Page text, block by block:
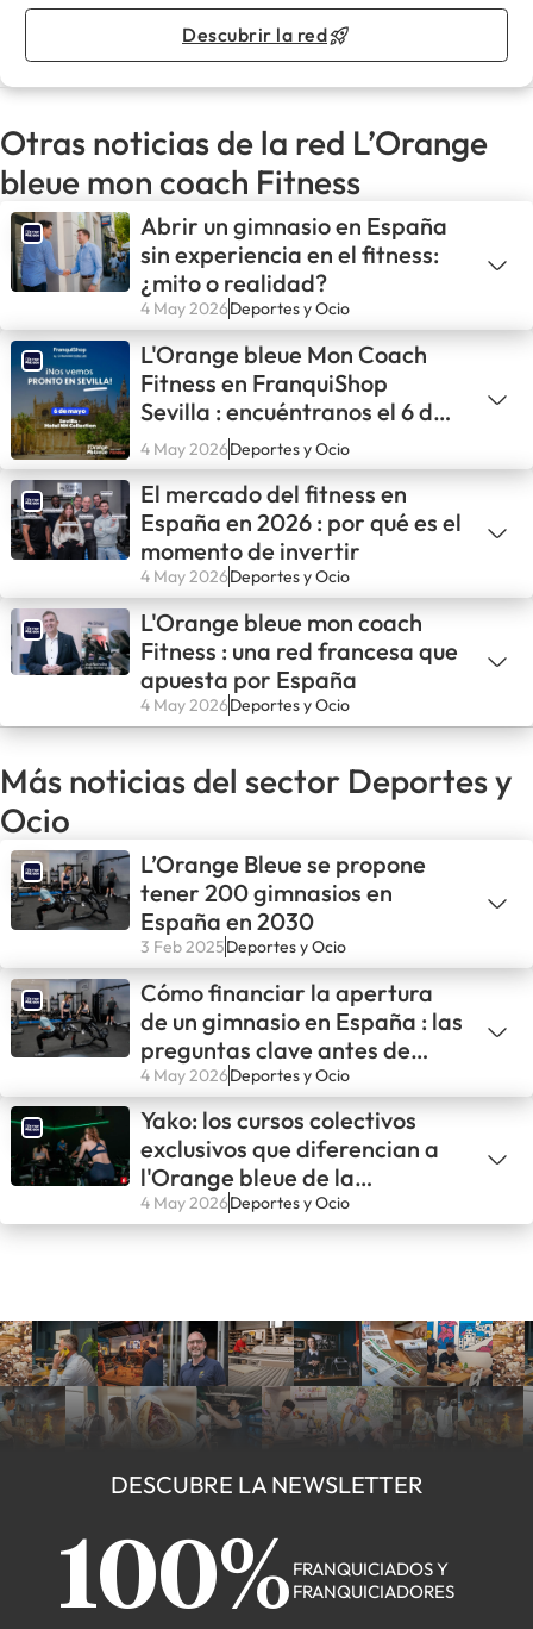
Descubrir la red
Otras noticias de la red L’Orange
bleue mon coach Fitness
Abrir un gimnasio en España
sin experiencia en el fitness:
¿mito o realidad?
4 May 2026Deportes y Ocio
L'Orange bleue Mon Coach
Fitness en FranquiShop
Sevilla : encuéntranos el 6 de
mayo
4 May 2026Deportes y Ocio
El mercado del fitness en
España en 2026 : por qué es el
momento de invertir
4 May 2026Deportes y Ocio
L'Orange bleue mon coach
Fitness : una red francesa que
apuesta por España
4 May 2026Deportes y Ocio
Más noticias del sector Deportes y
Ocio
L’Orange Bleue se propone
tener 200 gimnasios en
España en 2030
3 Feb 2025Deportes y Ocio
Cómo financiar la apertura
de un gimnasio en España : las
preguntas clave antes de
lanzarse
4 May 2026Deportes y Ocio
Yako: los cursos colectivos
exclusivos que diferencian a
l'Orange bleue de la
competencia
4 May 2026Deportes y Ocio
DESCUBRE LA NEWSLETTER
100% FRANQUICIADOS Y
FRANQUICIADORES